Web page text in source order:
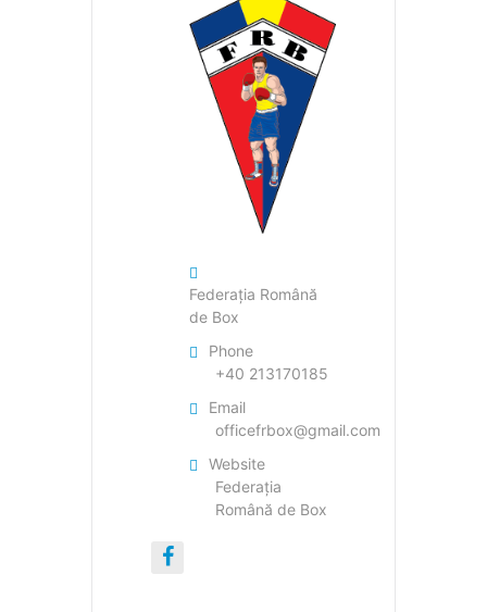
Federația Română
de Box
Phone
+40 213170185
Email
officefrbox@gmail.com
Website
Federația
Română de Box